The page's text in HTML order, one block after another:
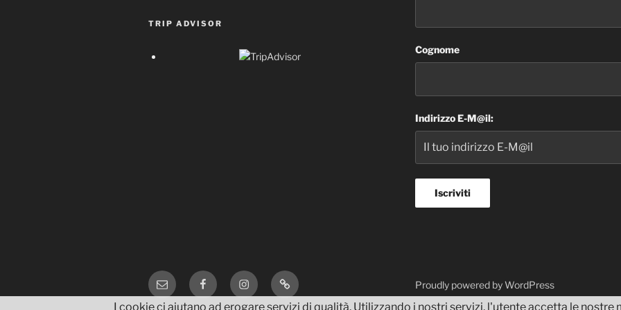
TRIP ADVISOR
Cognome
Indirizzo E-M@il:
Email FacebookInstagramTripAdvisor Proudly powered by WordPress
I cookie ci aiutano ad erogare servizi di qualità. Utilizzando i nostri servizi, l'utente accetta le nostre